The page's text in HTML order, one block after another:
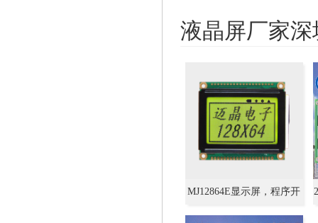
液晶屏厂家
MJ12864E显示屏，程序开
发设计，专业技术提供支